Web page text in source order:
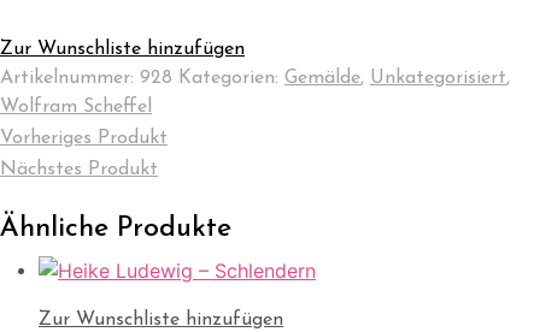
Zur Wunschliste hinzufügen
Artikelnummer: 928 Kategorien: Gemälde, Unkategorisiert,
Wolfram Scheffel
Vorheriges Produkt
Nächstes Produkt
Ähnliche Produkte
Zur Wunschliste hinzufügen